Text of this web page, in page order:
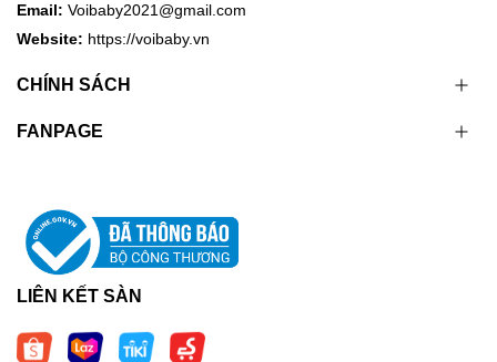
Email: Voibaby2021@gmail.com
Website: https://voibaby.vn
CHÍNH SÁCH
FANPAGE
LIÊN KẾT SÀN